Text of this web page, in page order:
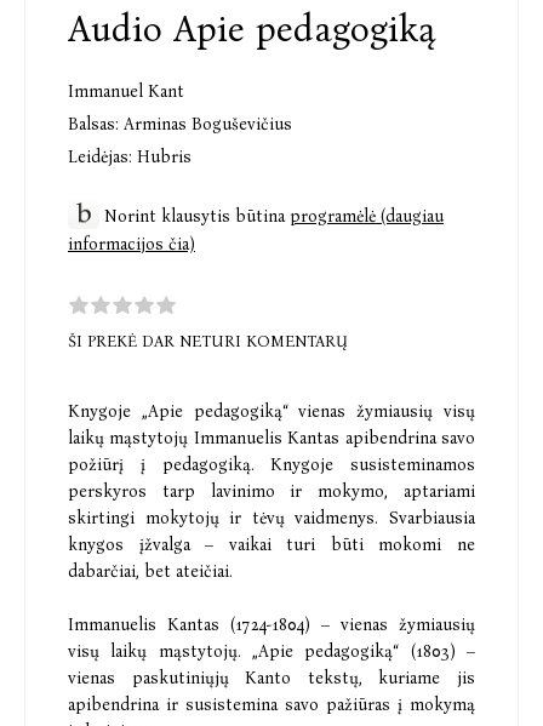
Audio Apie pedagogiką
Immanuel Kant
Balsas: Arminas Boguševičius
Leidėjas: Hubris
Norint klausytis būtinaprogramėlė (daugiau
informacijos čia)
ŠI PREKĖ DAR NETURI KOMENTARŲ
Knygoje „Apie pedagogiką“ vienas žymiausių visų
laikų mąstytojų Immanuelis Kantas apibendrina savo
požiūrį į pedagogiką. Knygoje susisteminamos
perskyros tarp lavinimo ir mokymo, aptariami
skirtingi mokytojų ir tėvų vaidmenys. Svarbiausia
knygos įžvalga – vaikai turi būti mokomi ne
dabarčiai, bet ateičiai.
Immanuelis Kantas (1724-1804) – vienas žymiausių
visų laikų mąstytojų. „Apie pedagogiką“ (1803) –
vienas paskutiniųjų Kanto tekstų, kuriame jis
apibendrina ir susistemina savo pažiūras į mokymą